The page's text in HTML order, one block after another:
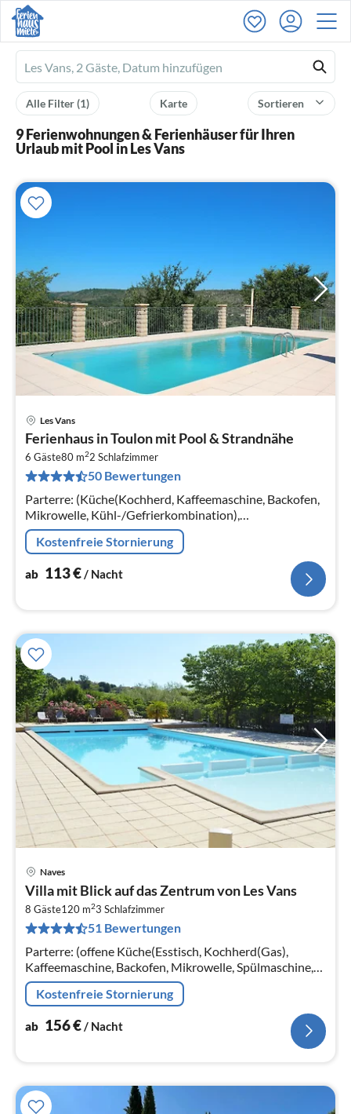
Ferienhausmiete
logo
Sortieren
Karte
Alle Filter(1)
9 Ferienwohnungen & Ferienhäuser für Ihren
Urlaub mit Pool in Les Vans
Les Vans
Ferienhaus in Toulon mit Pool & Strandnähe
6 Gäste80 m22 Schlafzimmer
50 Bewertungen
Parterre: (Küche(Kochherd, Kaffeemaschine, Backofen,
Mikrowelle, Kühl-/Gefrierkombination),
Wohn/Esszimmer(TV, Esstisch, Sitzecke, Radio),
Schlafzimmer(Doppelbett(160 x 200 cm))
Kostenfreie Stornierung
ab 113€/ Nacht
Naves
Villa mit Blick auf das Zentrum von Les Vans
8 Gäste120 m23 Schlafzimmer
51 Bewertungen
Parterre: (offene Küche(Esstisch, Kochherd(Gas),
Kaffeemaschine, Backofen, Mikrowelle, Spülmaschine,
Kühl-/Gefrierkombination), Wohn/Esszimmer(Herd,
Sitzecke)
Kostenfreie Stornierung
ab 156€/ Nacht